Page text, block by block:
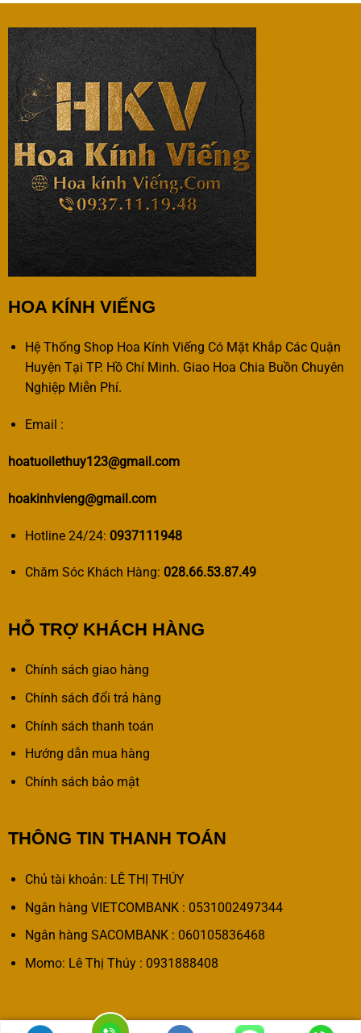
HOA KÍNH VIẾNG
Hệ Thống Shop Hoa Kính Viếng Có Mặt Khắp Các Quận
Huyện Tại TP. Hồ Chí Minh. Giao Hoa Chia Buồn Chuyên
Nghiệp Miễn Phí.
Email :
hoatuoilethuy123@gmail.com
hoakinhvieng@gmail.com
Hotline 24/24: 0937111948
Chăm Sóc Khách Hàng: 028.66.53.87.49
HỖ TRỢ KHÁCH HÀNG
Chính sách giao hàng
Chính sách đổi trả hàng
Chính sách thanh toán
Hướng dẫn mua hàng
Chính sách bảo mật
THÔNG TIN THANH TOÁN
Chủ tài khoản: LÊ THỊ THÚY
Ngân hàng VIETCOMBANK : 0531002497344
Ngân hàng SACOMBANK : 060105836468
Momo: Lê Thị Thúy : 0931888408